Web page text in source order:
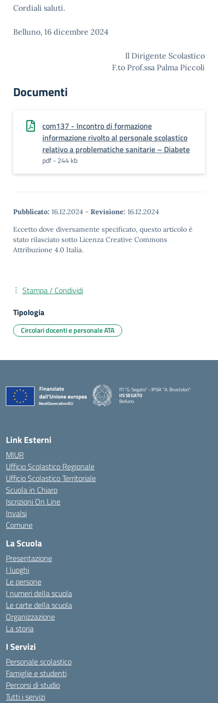
Cordiali saluti.
Belluno, 16 dicembre 2024
Il Dirigente Scolastico
F.to Prof.ssa Palma Piccoli
Documenti
com137 - Incontro di formazione
informazione rivolto al personale scolastico
relativo a problematiche sanitarie – Diabete
pdf - 244 kb
Pubblicato: 16.12.2024 - Revisione: 16.12.2024
Eccetto dove diversamente specificato, questo articolo è
stato rilasciato sotto Licenza Creative Commons
Attribuzione 4.0 Italia.
Stampa / Condividi
Tipologia
Circolari docenti e personale ATA
ITI "G. Segato" - IPSIA "A. Brustolon"
IIS SEGATO
Belluno
Link Esterni
MIUR
Ufficio Scolastico Regionale
Ufficio Scolastico Territoriale
Scuola in Chiaro
Iscrizioni On Line
Invalsi
Comune
La Scuola
Presentazione
I luoghi
Le persone
I numeri della scuola
Le carte della scuola
Organizzazione
La storia
I Servizi
Personale scolastico
Famiglie e studenti
Percorsi di studio
Tutti i servizi